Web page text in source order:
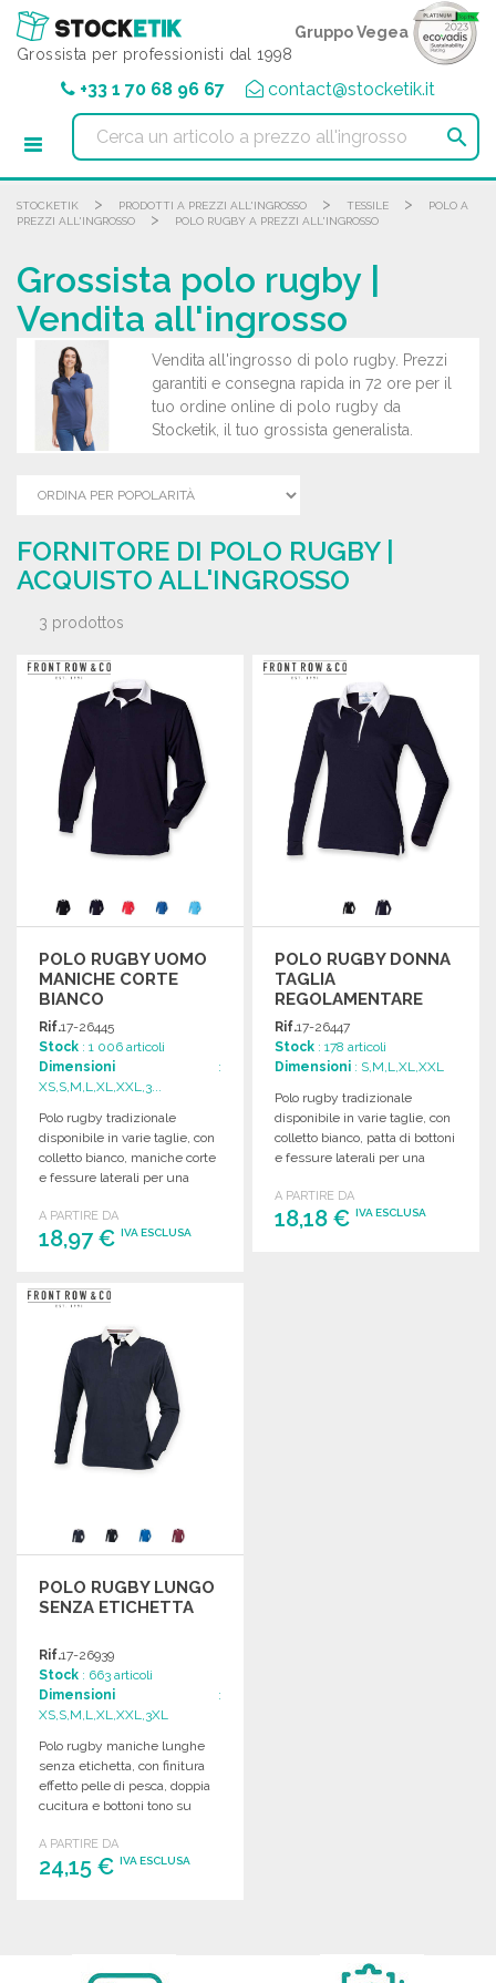
Grossista per professionisti dal 1998
Gruppo Vegea
+33 1 70 68 96 67 contact@stocketik.it

STOCKETIK > PRODOTTI A PREZZI ALL'INGROSSO > TESSILE >
POLO A
PREZZI ALL'INGROSSO
> POLO RUGBY A PREZZI ALL'INGROSSO
Grossista polo rugby |
Vendita all'ingrosso
Vendita all'ingrosso di polo rugby. Prezzi
garantiti e consegna rapida in 72 ore per il
tuo ordine online di polo rugby da
Stocketik, il tuo grossista generalista.
FORNITORE DI POLO RUGBY |
ACQUISTO ALL'INGROSSO
3 prodottos
POLO RUGBY UOMO
MANICHE CORTE
BIANCO
Rif.17-26445
Stock : 1 006 articoli
Dimensioni :
XS,S,M,L,XL,XXL,3...
Polo rugby tradizionale
disponibile in varie taglie, con
colletto bianco, maniche corte
e fessure laterali per una
A PARTIRE DA
18,97 € IVA ESCLUSA
ORDINARE
POLO RUGBY DONNA
TAGLIA
REGOLAMENTARE
BIANCO
Rif.17-26447
Stock : 178 articoli
Dimensioni : S,M,L,XL,XXL
Polo rugby tradizionale
disponibile in varie taglie, con
colletto bianco, patta di bottoni
e fessure laterali per una
A PARTIRE DA
18,18 €IVA ESCLUSA
POLO RUGBY LUNGO
SENZA ETICHETTA
Rif.17-26939
Stock : 663 articoli
Dimensioni :
XS,S,M,L,XL,XXL,3XL
Polo rugby maniche lunghe
senza etichetta, con finitura
effetto pelle di pesca, doppia
cucitura e bottoni tono su
A PARTIRE DA
24,15 € IVA ESCLUSA
Pannello di gestione dei cookies